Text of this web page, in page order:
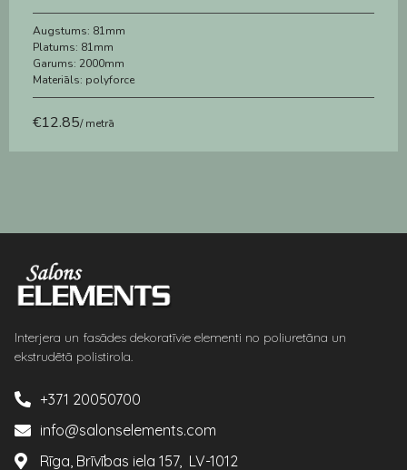
Augstums: 81mm
Platums: 81mm
Garums: 2000mm
Materiāls: polyforce
€12.85/ metrā
Interjera un fasādes dekoratīvie elementi no poliuretāna un
ekstrudētā polistirola.
+371 20050700
info@salonselements.com
Rīga, Brīvības iela 157, LV-1012